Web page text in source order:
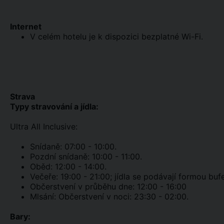
Internet
V celém hotelu je k dispozici bezplatné Wi-Fi.
Strava
Typy stravování a jídla:
Ultra All Inclusive:
Snídaně: 07:00 - 10:00.
Pozdní snídaně: 10:00 - 11:00.
Oběd: 12:00 - 14:00.
Večeře: 19:00 - 21:00; jídla se podávají formou
Občerstvení v průběhu dne: 12:00 - 16:00
Mlsání: Občerstvení v noci: 23:30 - 02:00.
Bary: